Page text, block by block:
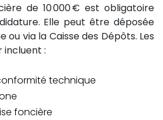
de 10 000 € est obligatoire
Elle peut être déposée
ou via la Caisse des Dépôts. Les
incluent :
technique
foncière